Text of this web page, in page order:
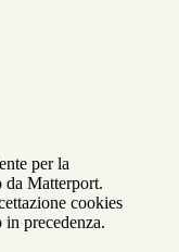
per la
Matterport.
cookies
precedenza.